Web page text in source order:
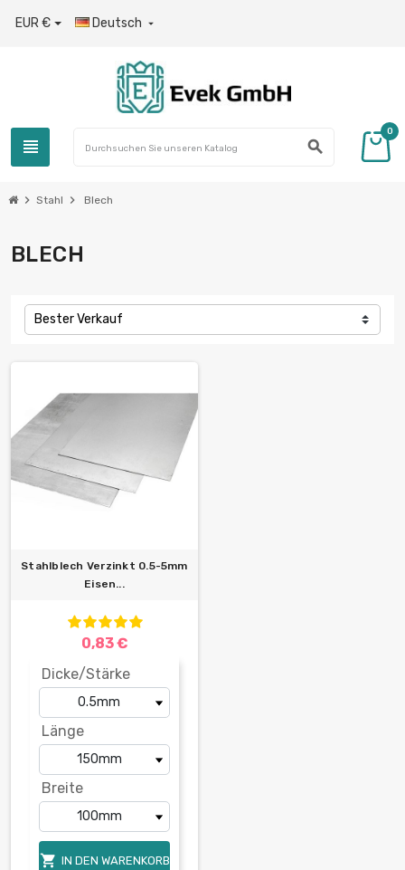
EUR € Deutsch 
view_headline search
0
chevron_right Stahl chevron_right Blech
BLECH
Bester Verkauf
Stahlblech Verzinkt 0.5-5mm
Eisen...
0,83 €
Dicke/Stärke
Länge
Breite
 IN DEN WARENKORB